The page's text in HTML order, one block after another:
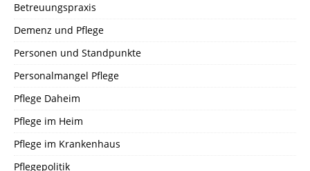
Betreuungspraxis
Demenz und Pflege
Personen und Standpunkte
Personalmangel Pflege
Pflege Daheim
Pflege im Heim
Pflege im Krankenhaus
Pflegepolitik